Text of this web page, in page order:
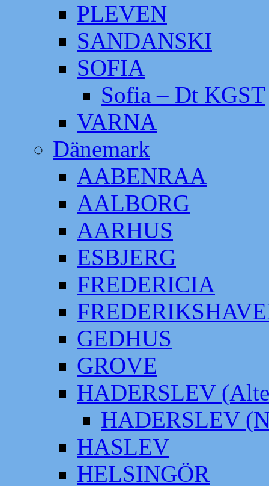
PLEVEN
SANDANSKI
SOFIA
Sofia – Dt KGST
VARNA
Dänemark
AABENRAA
AALBORG
AARHUS
ESBJERG
FREDERICIA
GEDHUS
GROVE
HADERSLEV
HADERSLEV
HASLEV
HELSINGÖR